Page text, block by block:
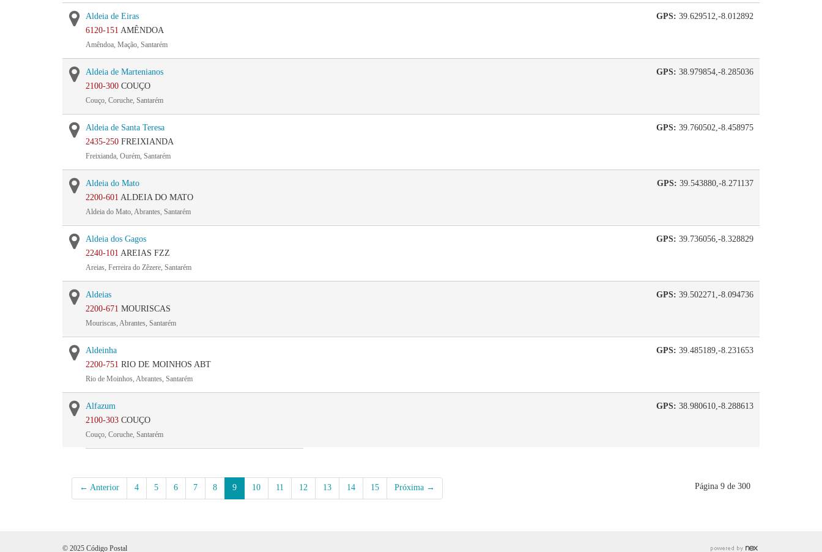
GPS: 39.629512,-8.012892
Aldeia de Eiras
6120-151 AMÊNDOA
Amêndoa, Mação, Santarém
GPS: 38.979854,-8.285036
Aldeia de Martenianos
2100-300 COUÇO
Couço, Coruche, Santarém
GPS: 39.760502,-8.458975
Aldeia de Santa Teresa
2435-250 FREIXIANDA
Freixianda, Ourém, Santarém
GPS: 39.543880,-8.271137
Aldeia do Mato
2200-601 ALDEIA DO MATO
Aldeia do Mato, Abrantes, Santarém
GPS: 39.736056,-8.328829
Aldeia dos Gagos
2240-101 AREIAS FZZ
Areias, Ferreira do Zêzere, Santarém
GPS: 39.502271,-8.094736
Aldeias
2200-671 MOURISCAS
Mouriscas, Abrantes, Santarém
GPS: 39.485189,-8.231653
Aldeinha
2200-751 RIO DE MOINHOS ABT
Rio de Moinhos, Abrantes, Santarém
GPS: 38.980610,-8.288613
Alfazum
2100-303 COUÇO
Couço, Coruche, Santarém
← Anterior 4 5 6 7 8 9 10 11 12 13 14 15 Próxima → Página 9 de 300
© 2025 Código Postal